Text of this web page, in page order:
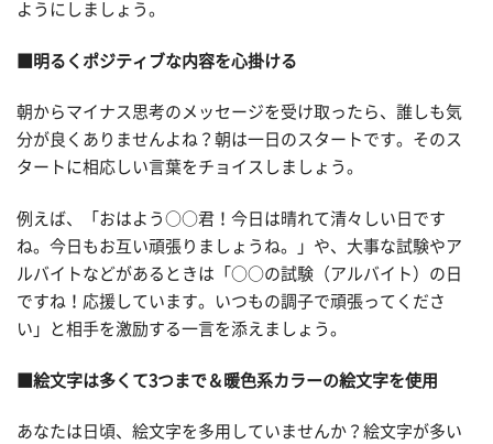
ようにしましょう。
■明るくポジティブな内容を心掛ける
朝からマイナス思考のメッセージを受け取ったら、誰しも気
分が良くありませんよね？朝は一日のスタートです。そのス
タートに相応しい言葉をチョイスしましょう。
例えば、「おはよう○○君！今日は晴れて清々しい日です
ね。今日もお互い頑張りましょうね。」や、大事な試験やア
ルバイトなどがあるときは「○○の試験（アルバイト）の日
ですね！応援しています。いつもの調子で頑張ってくださ
い」と相手を激励する一言を添えましょう。
■絵文字は多くて3つまで＆暖色系カラーの絵文字を使用
あなたは日頃、絵文字を多用していませんか？絵文字が多い